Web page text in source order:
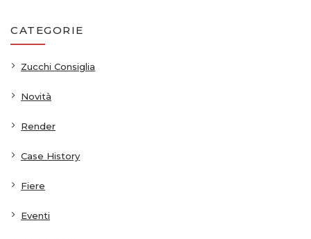
CATEGORIE
Zucchi Consiglia
Novità
Render
Case History
Fiere
Eventi